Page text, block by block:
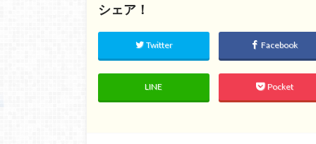
シェア！
Twitter Facebook
LINE Pocket